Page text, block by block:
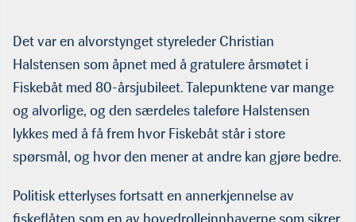
Det var en alvorstynget styreleder Christian
Halstensen som åpnet med å gratulere årsmøtet i
Fiskebåt med 80-årsjubileet. Talepunktene var mange
og alvorlige, og den særdeles taleføre Halstensen
lykkes med å få frem hvor Fiskebåt står i store
spørsmål, og hvor den mener at andre kan gjøre bedre.
Politisk etterlyses fortsatt en annerkjennelse av